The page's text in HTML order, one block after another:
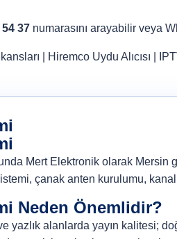
37 numarasını arayabilir veya
Hiremco Uydu Alıcısı
Mert Elektronik olarak Mersin
çanak anten kurulumu,
Neden Önemlidir?
yazlık alanlarda yayın kalitesi;